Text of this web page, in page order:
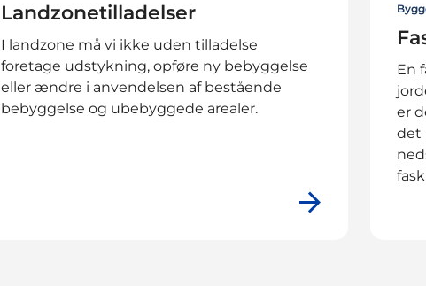
Landzonetilladelser
I landzone må vi ikke uden tilladelse
foretage udstykning, opføre ny bebyggelse
eller ændre i anvendelsen af bestående
bebyggelse og ubebyggede arealer.
En
er
det